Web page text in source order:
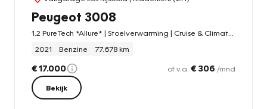
Peugeot 3008
2021
Benzine 77.678 km
€ 17.000 of v.a. € 306 /mnd
Bekijk